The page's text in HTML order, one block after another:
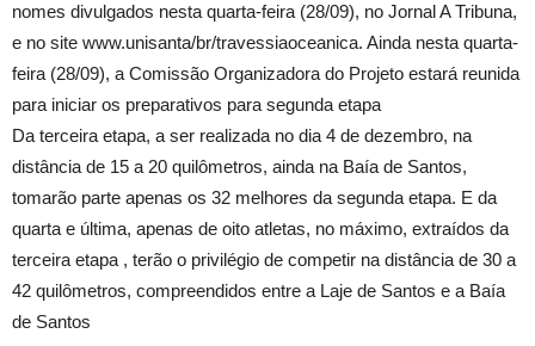
nomes divulgados nesta quarta-feira (28/09), no Jornal A Tribuna,
e no site www.unisanta/br/travessiaoceanica. Ainda nesta quarta-
feira (28/09), a Comissão Organizadora do Projeto estará reunida
para iniciar os preparativos para segunda etapa
Da terceira etapa, a ser realizada no dia 4 de dezembro, na
distância de 15 a 20 quilômetros, ainda na Baía de Santos,
tomarão parte apenas os 32 melhores da segunda etapa. E da
quarta e última, apenas de oito atletas, no máximo, extraídos da
terceira etapa , terão o privilégio de competir na distância de 30 a
42 quilômetros, compreendidos entre a Laje de Santos e a Baía
de Santos